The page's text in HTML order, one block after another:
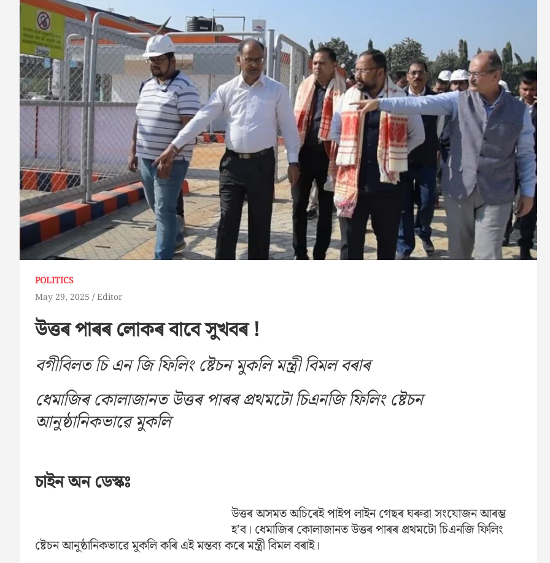
POLITICS
May 29, 2025 Editor
উত্তৰ পাৰৰ লোকৰ বাবে সুখবৰ !
বগীবিলত চি এন জি ফিলিং ষ্টেচন মুকলি মন্ত্ৰী বিমল বৰাৰ
ধেমাজিৰ কোলাজানত উত্তৰ পাৰৰ প্ৰথমটো চিএনজি ফিলিং ষ্টেচন
আনুষ্ঠানিকভাৱে মুকলি
চাইন অন ডেস্কঃ
উত্তৰ অসমত অচিৰেই পাইপ লাইন গেছৰ ঘৰুৱা সংযোজন আৰম্ভ
হ’ব। ধেমাজিৰ কোলাজানত উত্তৰ পাৰৰ প্ৰথমটো চিএনজি ফিলিং
ষ্টেচন আনুষ্ঠানিকভাৱে মুকলি কৰি এই মন্তব্য কৰে মন্ত্ৰী বিমল বৰাই।